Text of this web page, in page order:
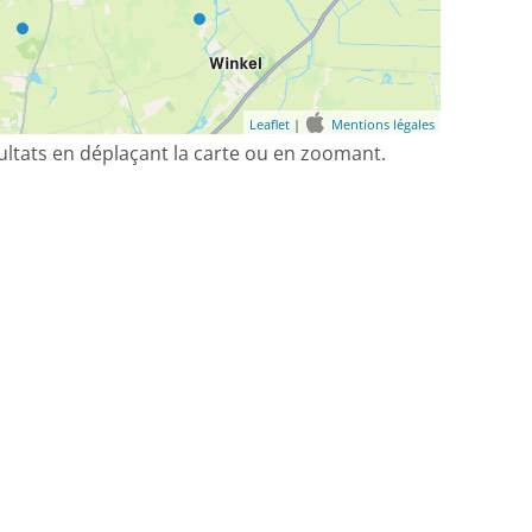
Leaflet | Mentions légales
en déplaçant la carte ou en zoomant.